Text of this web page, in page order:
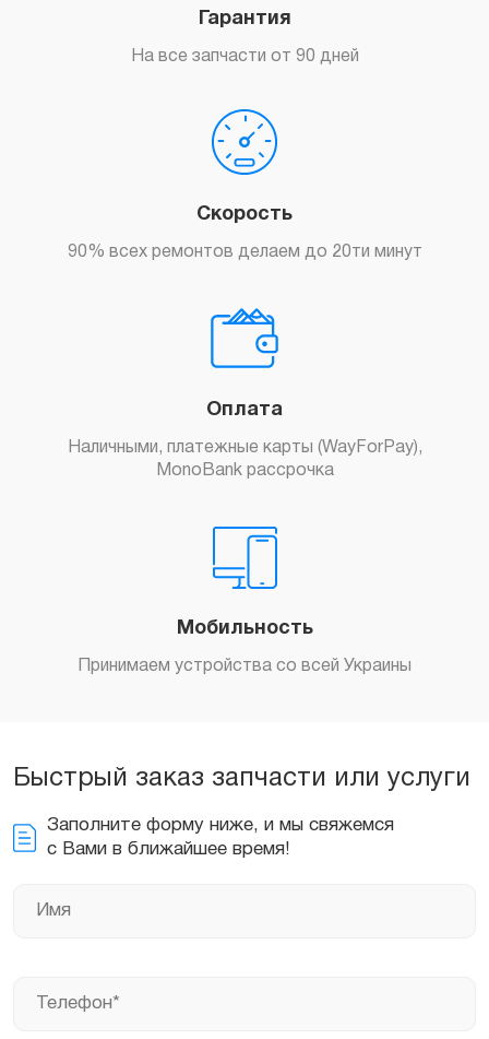
Гарантия
На все запчасти от 90 дней
Скорость
90% всех ремонтов делаем до 20ти минут
Оплата
Наличными, платежные карты (WayForPay),
MonoBank рассрочка
Мобильность
Принимаем устройства со всей Украины
Быстрый заказ запчасти или услуги
Заполните форму ниже, и мы свяжемся
с Вами в ближайшее время!